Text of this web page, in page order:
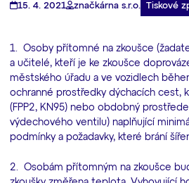
15. 4. 2021 značkárna s.r.o. Tiskové
1. Osoby přítomné na zkoušce
a učitelé, kteří je ke zkoušce
městského úřadu a ve vozidlech
ochranné prostředky dýchacích cest,
(FPP2, KN95) nebo obdobný
výdechového ventilu) naplňující
podmínky a požadavky, které brání
2. Osobám přítomným na zkoušce